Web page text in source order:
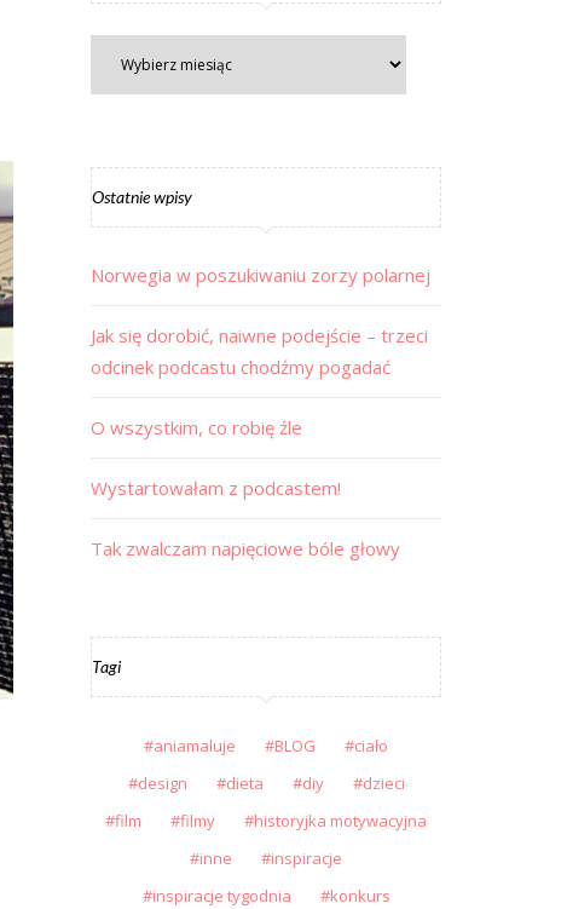
Ostatnie wpisy
Norwegia w poszukiwaniu zorzy polarnej
Jak się dorobić, naiwne podejście – trzeci
odcinek podcastu chodźmy pogadać
O wszystkim, co robię źle
Wystartowałam z podcastem!
Tak zwalczam napięciowe bóle głowy
Tagi
aniamaluje BLOG
ciało
design
dieta diy
dzieci
film
filmy
historyjka motywacyjna
inne
inspiracje
inspiracje tygodnia
konkurs